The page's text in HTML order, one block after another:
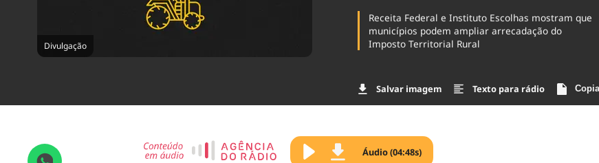
Divulgação
Receita Federal e Instituto Escolhas mostram que
municípios podem ampliar arrecadação do
Imposto Territorial Rural
Salvar imagem Texto para rádio
Áudio (04:48s)